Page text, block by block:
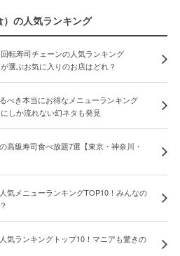
）の人気ランキング
回転寿司チェーンの人気ランキング
選ぶお気に入りのお店はどれ？
べき本当にお得なメニューランキング
しか流れない幻ネタも発見
高級寿司食べ放題7選【東京・神奈川・
気メニューランキングTOP10！みんなの
気ランキングトップ10！マニアも驚きの